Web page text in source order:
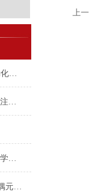
铂铑热电偶WRR-131上海自动化仪表三厂
关于铂铑热电偶的热电势需要注意哪些问题呢？
WRP-130铂铑热电偶行业的科学发展之路
分析半露天锅炉R型铂铑热电偶元件故障的4个因素
上